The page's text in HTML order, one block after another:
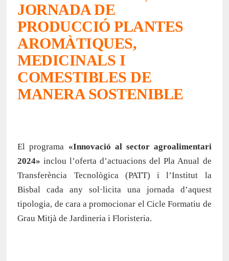
JORNADA DE
PRODUCCIÓ PLANTES
AROMÀTIQUES,
MEDICINALS I
COMESTIBLES DE
MANERA SOSTENIBLE
El programa «Innovació al sector agroalimentari
2024» inclou l’oferta d’actuacions del Pla Anual de
Transferència Tecnològica (PATT) i l’Institut la
Bisbal cada any sol·licita una jornada d’aquest
tipologia, de cara a promocionar el Cicle Formatiu de
Grau Mitjà de Jardineria i Floristeria.